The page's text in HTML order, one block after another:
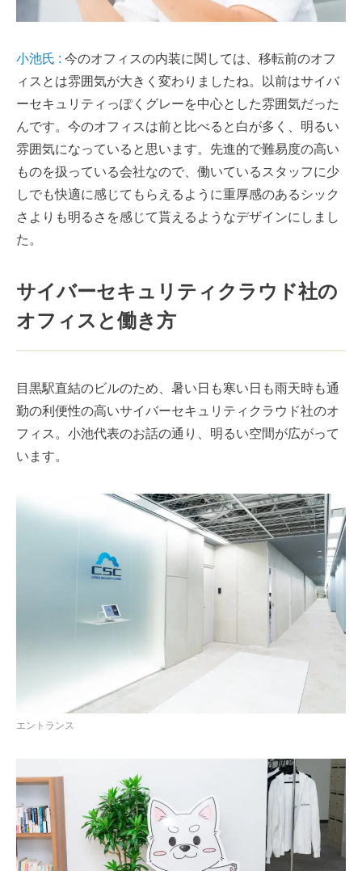
小池氏 : 今のオフィスの内装に関しては、移転前のオフ
ィスとは雰囲気が大きく変わりましたね。以前はサイバ
ーセキュリティっぽくグレーを中心とした雰囲気だった
んです。今のオフィスは前と比べると白が多く、明るい
雰囲気になっていると思います。先進的で難易度の高い
ものを扱っている会社なので、働いているスタッフに少
しでも快適に感じてもらえるように重厚感のあるシック
さよりも明るさを感じて貰えるようなデザインにしまし
た。
サイバーセキュリティクラウド社の
オフィスと働き方
目黒駅直結のビルのため、暑い日も寒い日も雨天時も通
勤の利便性の高いサイバーセキュリティクラウド社のオ
フィス。小池代表のお話の通り、明るい空間が広がって
います。
エントランス